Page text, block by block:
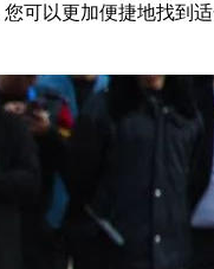
可以更加便捷地找到